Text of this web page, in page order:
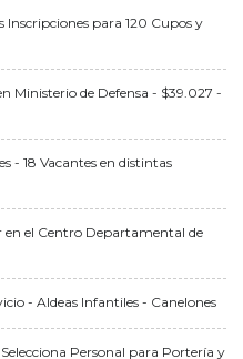
para 120 Cupos y
Ministerio de Defensa - $39.027 -
- 18 Vacantes en distintas
en el Centro Departamental de
- Aldeas Infantiles - Canelones
Personal para Portería y